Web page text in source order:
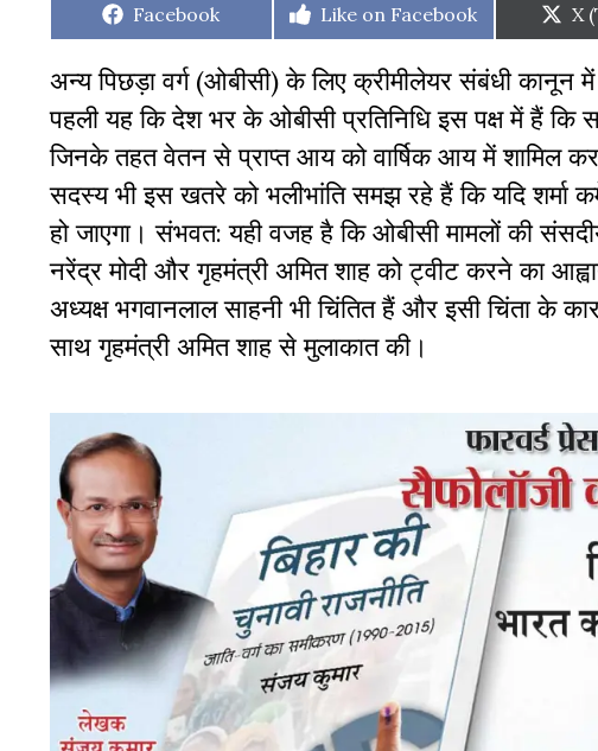
Share
Facebook
Share
Like on Facebook
on
X
अन्य पिछड़ा वर्ग (ओबीसी) के लिए क्रीमीलेयर संबंधी कानून
पहली यह कि देश भर के ओबीसी प्रतिनिधि इस पक्ष में हैं
जिनके तहत वेतन से प्राप्त आय को वार्षिक आय में शामिल
सदस्य भी इस खतरे को भलीभांति समझ रहे हैं कि यदि शर्मा
हो जाएगा। संभवत: यही वजह है कि ओबीसी मामलों की
नरेंद्र मोदी और गृहमंत्री अमित शाह को ट्वीट करने का
अध्यक्ष भगवानलाल साहनी भी चिंतित हैं और इसी चिंता के
साथ गृहमंत्री अमित शाह से मुलाकात की।